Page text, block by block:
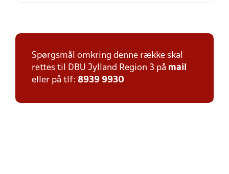
Spørgsmål omkring denne række skal
rettes til DBU Jylland Region 3 på mail
eller på tlf: 8939 9930